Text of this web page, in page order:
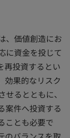
、価値創造にお
に資金を投じて
再投資するとい
効果的なリスク
るとともに、
案件へ投資する
ことも必要で